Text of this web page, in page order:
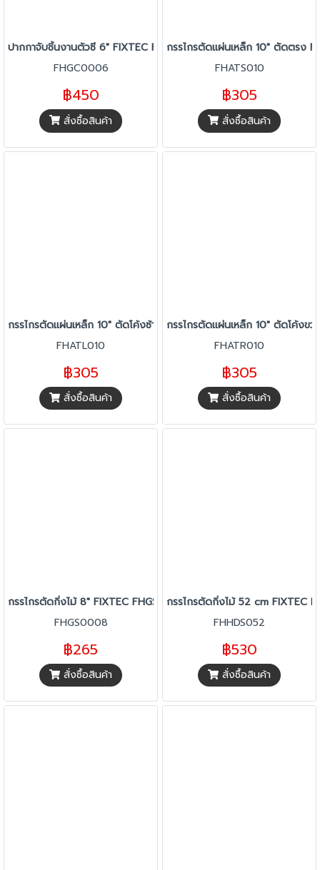
ปากกาจับชิ้นงานตัวซี 6" FIXTEC FHGC0006
FHGC0006
฿450
สั่งซื้อสินค้า
กรรไกรตัดแผ่นเหล็ก 10" ตัดตรง
FHATS010
฿305
สั่งซื้อสินค้า
กรรไกรตัดแผ่นเหล็ก 10" ตัดโค้งซ้าย FIXTEC FHATL010
FHATL010
฿305
สั่งซื้อสินค้า
กรรไกรตัดแผ่นเหล็ก 10" ตัดโค้งขว
FHATR010
฿305
สั่งซื้อสินค้า
กรรไกรตัดกิ่งไม้ 8" FIXTEC FHGS0008
FHGS0008
฿265
สั่งซื้อสินค้า
กรรไกรตัดกิ่งไม้ 52 cm FIXTEC
FHHDS052
฿530
สั่งซื้อสินค้า